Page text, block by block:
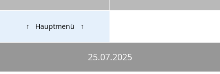
↑ Hauptmenü ↑
25.07.2025